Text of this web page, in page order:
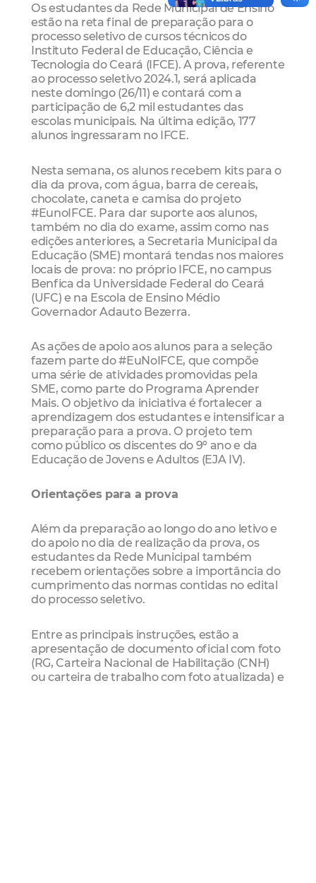
Os estudantes da Rede Municipal de Ensino
estão na reta final de preparação para o
processo seletivo de cursos técnicos do
Instituto Federal de Educação, Ciência e
Tecnologia do Ceará (IFCE). A prova, referente
ao processo seletivo 2024.1, será aplicada
neste domingo (26/11) e contará com a
participação de 6,2 mil estudantes das
escolas municipais. Na última edição, 177
alunos ingressaram no IFCE.
Nesta semana, os alunos recebem kits para o
dia da prova, com água, barra de cereais,
chocolate, caneta e camisa do projeto
#EunoIFCE. Para dar suporte aos alunos,
também no dia do exame, assim como nas
edições anteriores, a Secretaria Municipal da
Educação (SME) montará tendas nos maiores
locais de prova: no próprio IFCE, no campus
Benfica da Universidade Federal do Ceará
(UFC) e na Escola de Ensino Médio
Governador Adauto Bezerra.
As ações de apoio aos alunos para a seleção
fazem parte do #EuNoIFCE, que compõe
uma série de atividades promovidas pela
SME, como parte do Programa Aprender
Mais. O objetivo da iniciativa é fortalecer a
aprendizagem dos estudantes e intensificar a
preparação para a prova. O projeto tem
como público os discentes do 9º ano e da
Educação de Jovens e Adultos (EJA IV).
Orientações para a prova
Além da preparação ao longo do ano letivo e
do apoio no dia de realização da prova, os
estudantes da Rede Municipal também
recebem orientações sobre a importância do
cumprimento das normas contidas no edital
do processo seletivo.
Entre as principais instruções, estão a
apresentação de documento oficial com foto
(RG, Carteira Nacional de Habilitação (CNH)
ou carteira de trabalho com foto atualizada) e